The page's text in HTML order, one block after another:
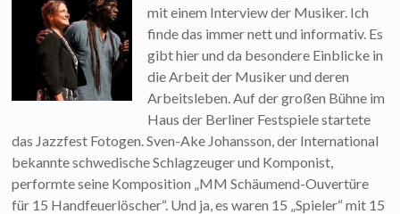
mit einem Interview der Musiker. Ich
finde das immer nett und informativ. Es
gibt hier und da besondere Einblicke in
die Arbeit der Musiker und deren
Arbeitsleben. Auf der großen Bühne im
Haus der Berliner Festspiele startete
das Jazzfest Fotogen. Sven-Ake Johansson, der International
bekannte schwedische Schlagzeuger und Komponist,
performte seine Komposition „MM Schäumend-Ouvertüre
für 15 Handfeuerlöscher“. Und ja, es waren 15 „Spieler“ mit 15